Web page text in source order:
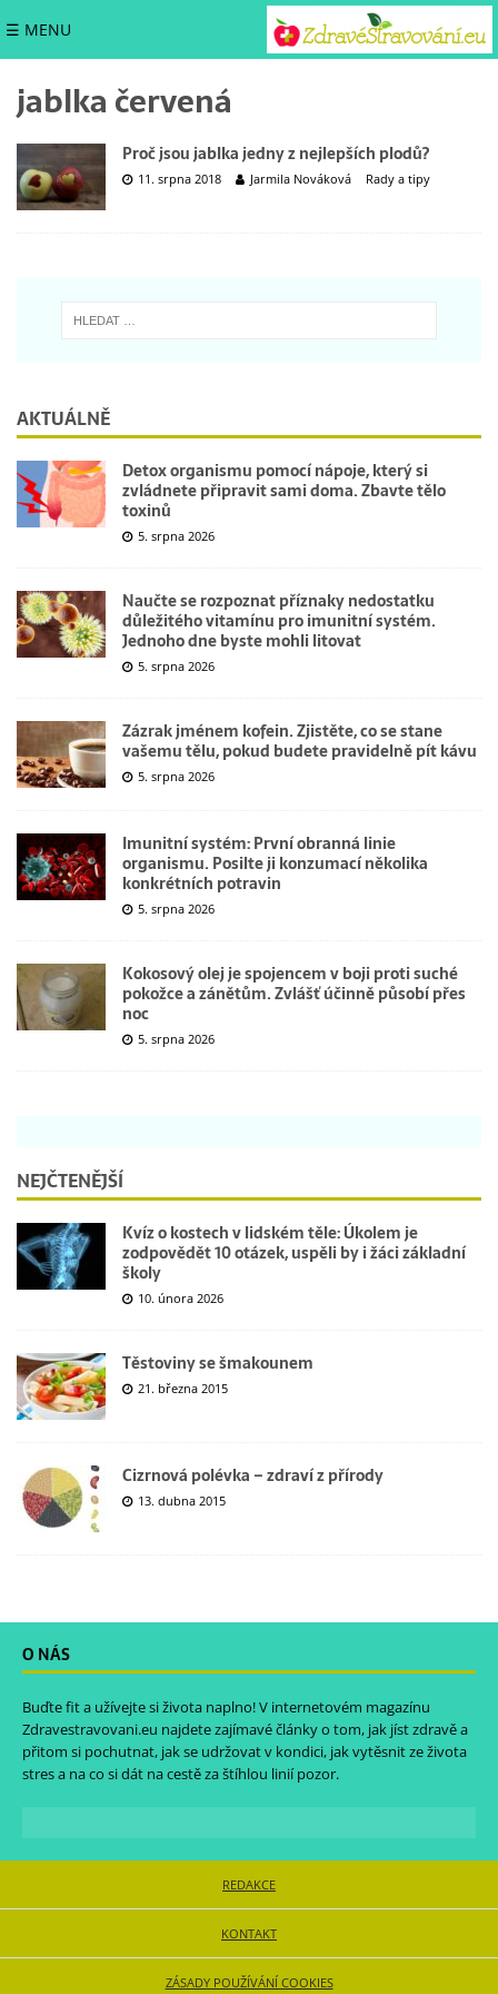
☰ MENU
jablka červená
Proč jsou jablka jedny z nejlepších plodů?
11. srpna 2018 Jarmila Nováková Rady a tipy
AKTUÁLNĚ
Detox organismu pomocí nápoje, který si
zvládnete připravit sami doma. Zbavte tělo
toxinů
5. srpna 2026
Naučte se rozpoznat příznaky nedostatku
důležitého vitamínu pro imunitní systém.
Jednoho dne byste mohli litovat
5. srpna 2026
Zázrak jménem kofein. Zjistěte, co se stane
vašemu tělu, pokud budete pravidelně pít kávu
5. srpna 2026
Imunitní systém: První obranná linie
organismu. Posilte ji konzumací několika
konkrétních potravin
5. srpna 2026
Kokosový olej je spojencem v boji proti suché
pokožce a zánětům. Zvlášť účinně působí přes
noc
5. srpna 2026
NEJČTENĚJŠÍ
Kvíz o kostech v lidském těle: Úkolem je
zodpovědět 10 otázek, uspěli by i žáci základní
školy
10. února 2026
Těstoviny se šmakounem
21. března 2015
Cizrnová polévka – zdraví z přírody
13. dubna 2015
O NÁS
Buďte fit a užívejte si života naplno! V internetovém magazínu
Zdravestravovani.eu najdete zajímavé články o tom, jak jíst zdravě a
přitom si pochutnat, jak se udržovat v kondici, jak vytěsnit ze života
stres a na co si dát na cestě za štíhlou linií pozor.
REDAKCE
KONTAKT
ZÁSADY POUŽÍVÁNÍ COOKIES